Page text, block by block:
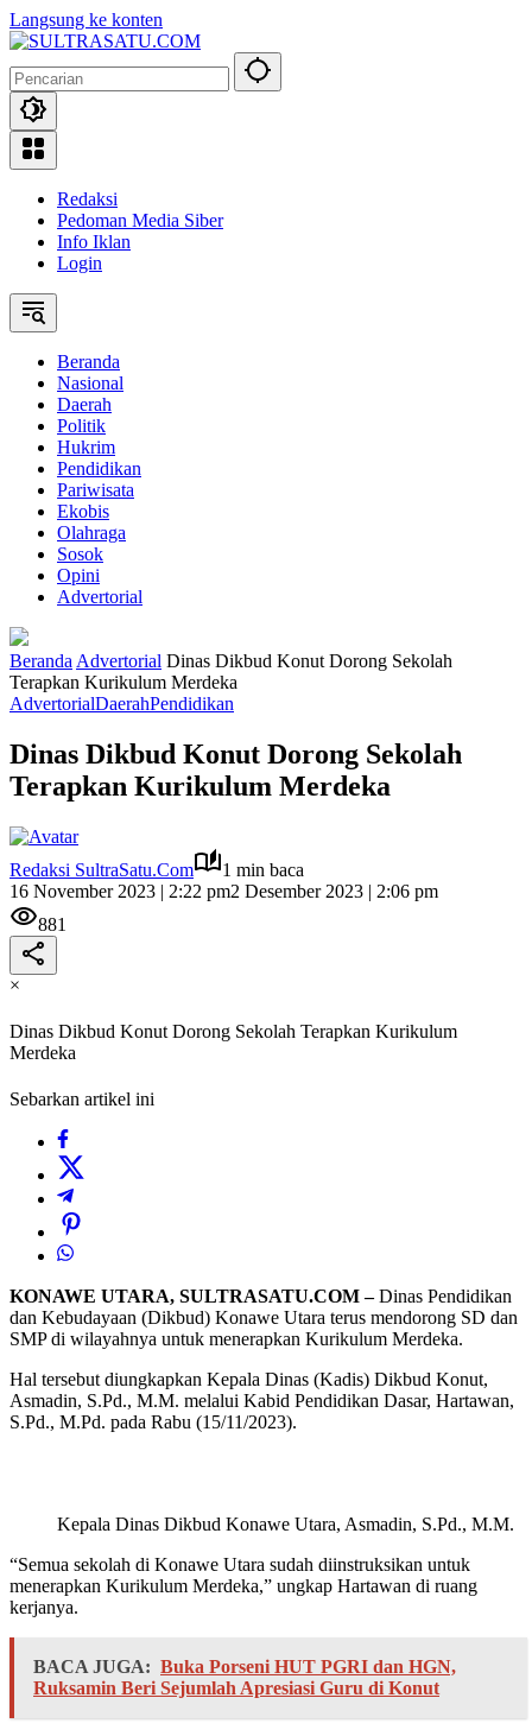
Langsung ke konten
Redaksi
Pedoman Media Siber
Info Iklan
Login
Beranda
Nasional
Daerah
Politik
Hukrim
Pendidikan
Pariwisata
Ekobis
Olahraga
Sosok
Opini
Advertorial
Beranda Advertorial Dinas Dikbud Konut Dorong Sekolah
Terapkan Kurikulum Merdeka
AdvertorialDaerahPendidikan
Dinas Dikbud Konut Dorong Sekolah
Terapkan Kurikulum Merdeka
Redaksi SultraSatu.Com
1 min baca
16 November 2023 | 2:22 pm2 Desember 2023 | 2:06 pm
881
×
Dinas Dikbud Konut Dorong Sekolah Terapkan Kurikulum
Merdeka
Sebarkan artikel ini
KONAWE UTARA, SULTRASATU.COM –Dinas Pendidikan
dan Kebudayaan (Dikbud) Konawe Utara terus mendorong SD dan
SMP di wilayahnya untuk menerapkan Kurikulum Merdeka.
Hal tersebut diungkapkan Kepala Dinas (Kadis) Dikbud Konut,
Asmadin, S.Pd., M.M. melalui Kabid Pendidikan Dasar, Hartawan,
S.Pd., M.Pd. pada Rabu (15/11/2023).
Kepala Dinas Dikbud Konawe Utara, Asmadin, S.Pd., M.M.
“Semua sekolah di Konawe Utara sudah diinstruksikan untuk
menerapkan Kurikulum Merdeka,” ungkap Hartawan di ruang
kerjanya.
BACA JUGA: Buka Porseni HUT PGRI dan HGN,
Ruksamin Beri Sejumlah Apresiasi Guru di Konut